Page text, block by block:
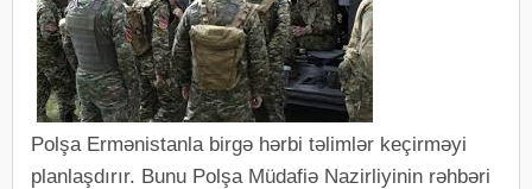
Polşa Ermənistanla birgə hərbi təlimlər keçirməyi
planlaşdırır. Bunu Polşa Müdafiə Nazirliyinin rəhbəri